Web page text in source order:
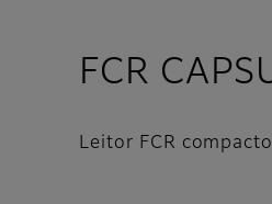
FCR
Leitor FCR